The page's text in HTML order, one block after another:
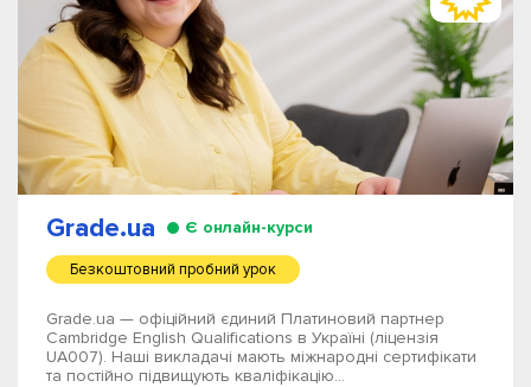
Grade.ua Є онлайн-курси
Безкоштовний пробний урок
Grade.ua — офіційний єдиний Платиновий партнер
Cambridge English Qualifications в Україні (ліцензія
UA007). Наші викладачі мають міжнародні сертифікати
та постійно підвищують кваліфікацію...